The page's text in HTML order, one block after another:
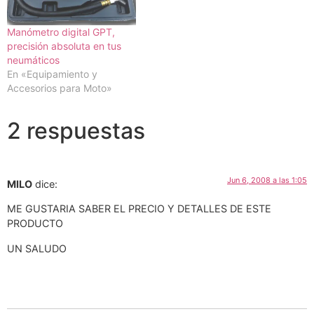
Manómetro digital GPT,
precisión absoluta en tus
neumáticos
En «Equipamiento y
Accesorios para Moto»
2 respuestas
MILO dice: Jun 6, 2008 a las 1:05
ME GUSTARIA SABER EL PRECIO Y DETALLES DE ESTE
PRODUCTO
UN SALUDO